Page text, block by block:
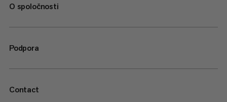
O spoločnosti
Podpora
Contact